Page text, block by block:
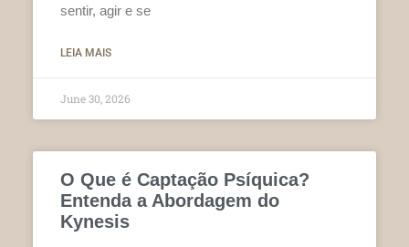
sentir, agir e se
LEIA MAIS
June 30, 2026
O Que é Captação Psíquica?
Entenda a Abordagem do
Kynesis